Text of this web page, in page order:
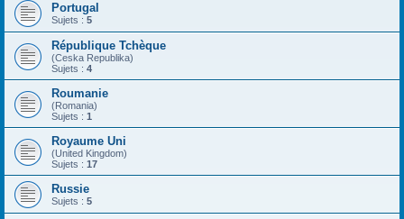
Portugal
Sujets : 5
République Tchèque
(Ceska Republika)
Sujets : 4
Roumanie
(Romania)
Sujets : 1
Royaume Uni
(United Kingdom)
Sujets : 17
Russie
Sujets : 5